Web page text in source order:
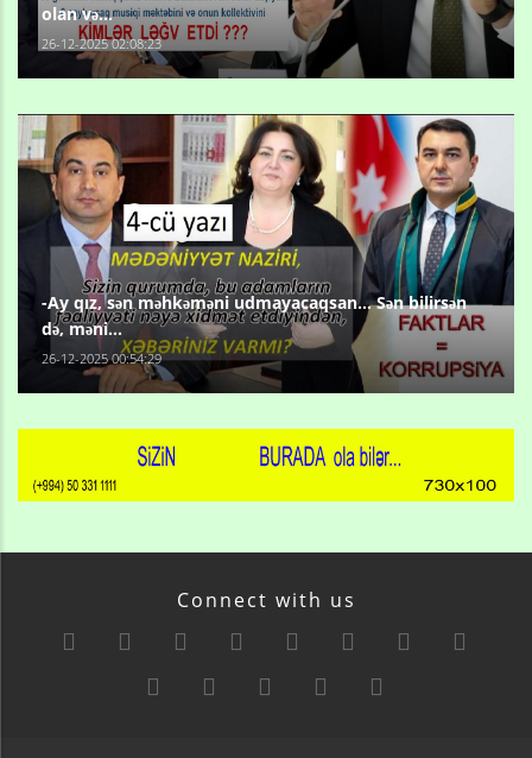
olan və...
26-12-2025 02:08:23
-Ay qız, sən məhkəməni udmayacaqsan... Sən bilirsən
də, məni...
26-12-2025 00:54:29
Connect with us